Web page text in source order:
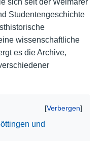
Studentengeschichte
wissenschaftliche
es die Archive,
und